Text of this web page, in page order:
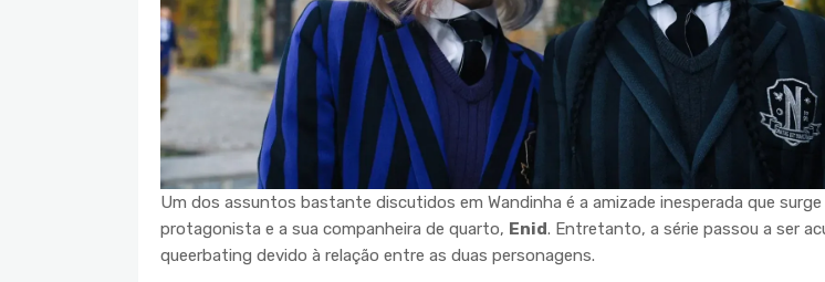
Um dos assuntos bastante discutidos em Wandinha é a amizade inesperada que
protagonista e a sua companheira de quarto, Enid. Entretanto, a série passou a ser
queerbating devido à relação entre as duas personagens.